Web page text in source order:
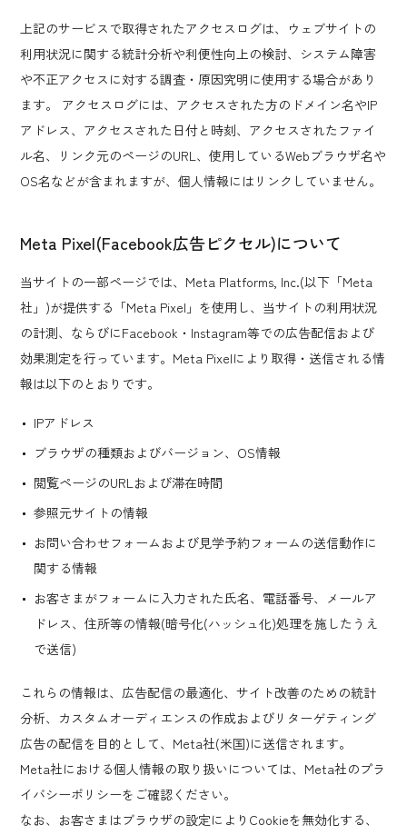
上記のサービスで取得されたアクセスログは、ウェブサイトの
利用状況に関する統計分析や利便性向上の検討、システム障害
や不正アクセスに対する調査・原因究明に使用する場合があり
ます。 アクセスログには、アクセスされた方のドメイン名やIP
アドレス、アクセスされた日付と時刻、アクセスされたファイ
ル名、リンク元のページのURL、使用しているWebブラウザ名や
OS名などが含まれますが、個人情報にはリンクしていません。
Meta Pixel(Facebook広告ピクセル)について
当サイトの一部ページでは、Meta Platforms, Inc.(以下「Meta
社」)が提供する「Meta Pixel」を使用し、当サイトの利用状況
の計測、ならびにFacebook・Instagram等での広告配信および
効果測定を行っています。Meta Pixelにより取得・送信される情
報は以下のとおりです。
IPアドレス
ブラウザの種類およびバージョン、OS情報
閲覧ページのURLおよび滞在時間
参照元サイトの情報
お問い合わせフォームおよび見学予約フォームの送信動作に
関する情報
お客さまがフォームに入力された氏名、電話番号、メールア
ドレス、住所等の情報(暗号化(ハッシュ化)処理を施したうえ
で送信)
これらの情報は、広告配信の最適化、サイト改善のための統計
分析、カスタムオーディエンスの作成およびリターゲティング
広告の配信を目的として、Meta社(米国)に送信されます。
Meta社における個人情報の取り扱いについては、Meta社のプラ
イバシーポリシーをご確認ください。
なお、お客さまはブラウザの設定によりCookieを無効化する、